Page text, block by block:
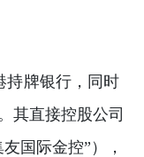
持牌银行，同时
其直接控股公司
国际金控”），